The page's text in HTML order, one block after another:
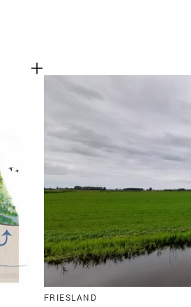
FRIESLAND